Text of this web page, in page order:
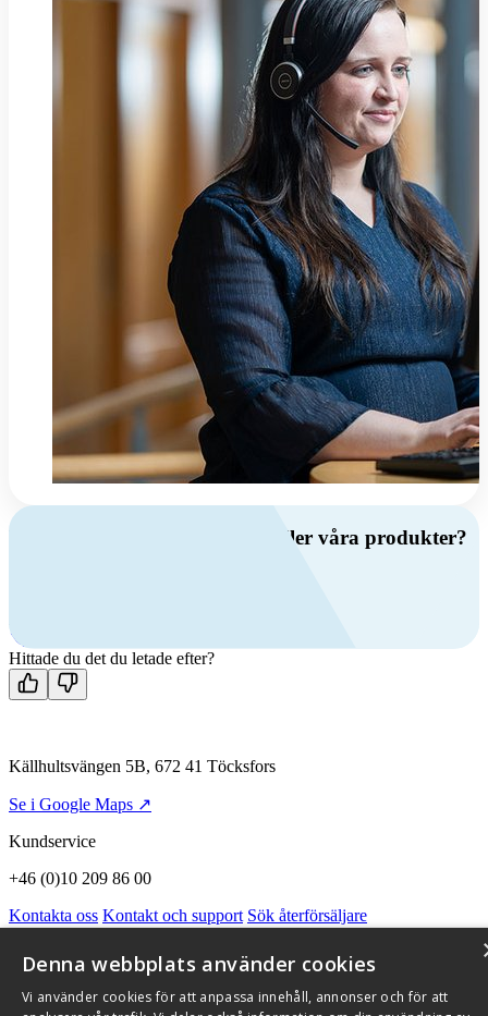
Har du frågor om ventilation eller våra produkter?
Kontakta oss
Hittade du det du letade efter?
Källhultsvängen 5B, 672 41 Töcksfors
Se i Google Maps ↗
Kundservice
+46 (0)10 209 86 00
Kontakta oss Kontakt och support Sök återförsäljare
Om Flexit
Aktuellt Miljö och kvalitetssäkring Alarmkoder
Qnister Visselblåsningsfunktion
© 2026 Flexit AB. Alla rättigheter förbehållna
Denna webbplats använder cookies
Vi använder cookies för att anpassa innehåll, annonser och för att